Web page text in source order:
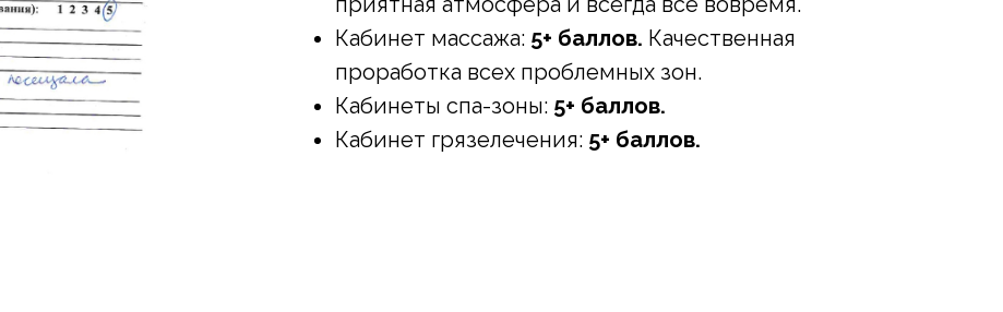
Кабинет массажа: 5+ баллов. Качественная
проработка всех проблемных зон.
Кабинеты спа-зоны: 5+ баллов.
Кабинет грязелечения: 5+ баллов.